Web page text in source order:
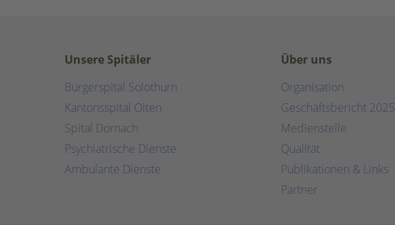
Unsere Spitäler
Bürgerspital Solothurn
Kantonsspital Olten
Spital Dornach
Psychiatrische Dienste
Ambulante Dienste
Über uns
Organisation
Geschäftsbericht 2025
Medienstelle
Qualität
Publikationen & Links
Partner